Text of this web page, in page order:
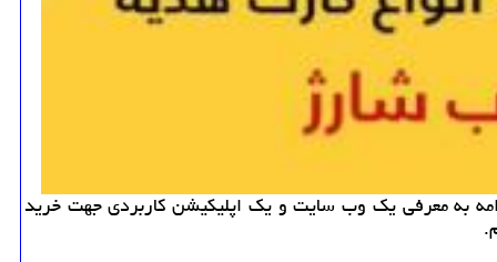
به معرفی یك وب سایت و یك اپلیكیشن كاربردی جهت خرید